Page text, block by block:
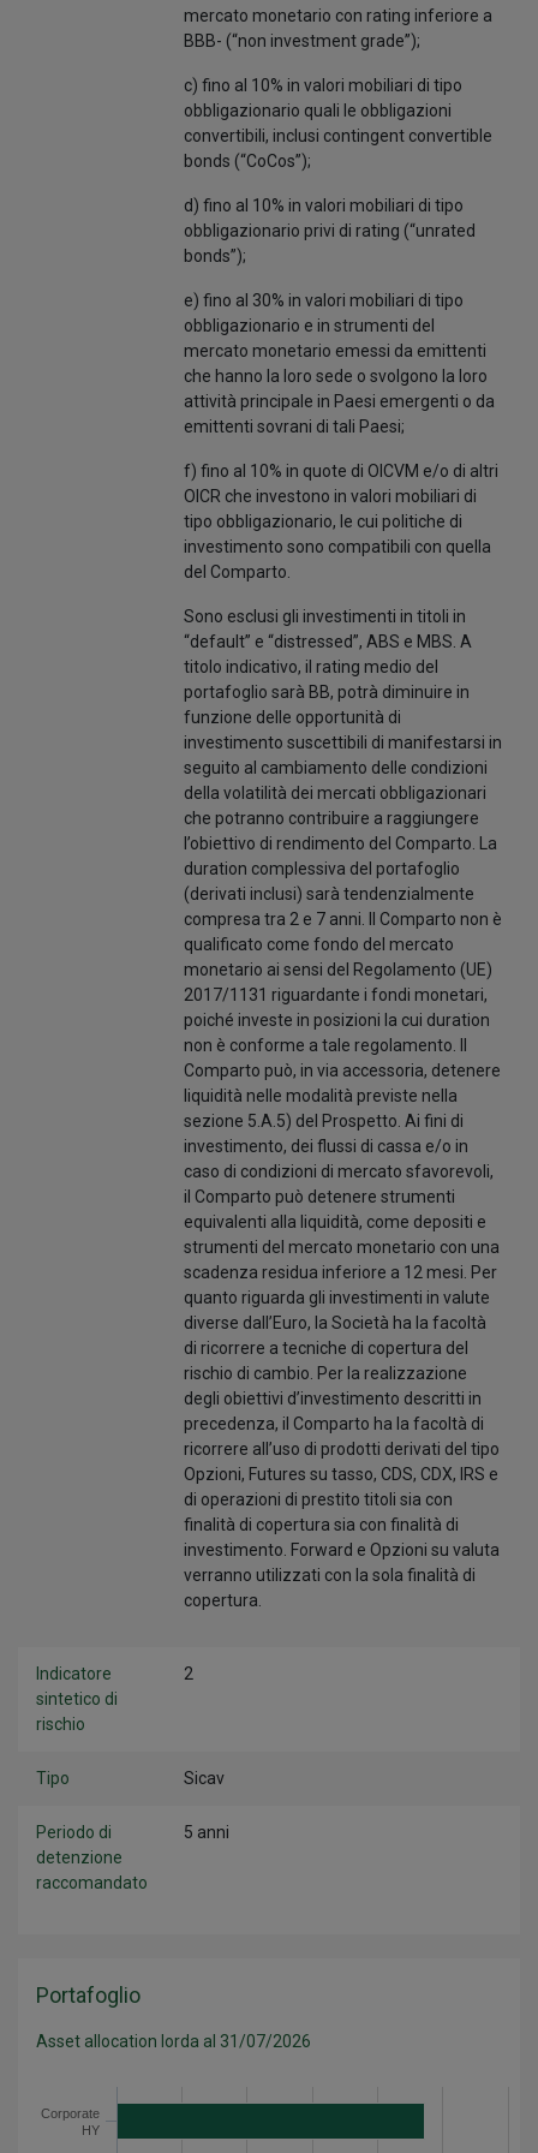
mercato monetario con rating inferiore a
BBB- (“non investment grade”);
c) fino al 10% in valori mobiliari di tipo
obbligazionario quali le obbligazioni
convertibili, inclusi contingent convertible
bonds (“CoCos”);
d) fino al 10% in valori mobiliari di tipo
obbligazionario privi di rating (“unrated
bonds”);
e) fino al 30% in valori mobiliari di tipo
obbligazionario e in strumenti del
mercato monetario emessi da emittenti
che hanno la loro sede o svolgono la loro
attività principale in Paesi emergenti o da
emittenti sovrani di tali Paesi;
f) fino al 10% in quote di OICVM e/o di altri
OICR che investono in valori mobiliari di
tipo obbligazionario, le cui politiche di
investimento sono compatibili con quella
del Comparto.
Sono esclusi gli investimenti in titoli in
“default” e “distressed”, ABS e MBS. A
titolo indicativo, il rating medio del
portafoglio sarà BB, potrà diminuire in
funzione delle opportunità di
investimento suscettibili di manifestarsi in
seguito al cambiamento delle condizioni
della volatilità dei mercati obbligazionari
che potranno contribuire a raggiungere
l’obiettivo di rendimento del Comparto. La
duration complessiva del portafoglio
(derivati inclusi) sarà tendenzialmente
compresa tra 2 e 7 anni. Il Comparto non è
qualificato come fondo del mercato
monetario ai sensi del Regolamento (UE)
2017/1131 riguardante i fondi monetari,
poiché investe in posizioni la cui duration
non è conforme a tale regolamento. Il
Comparto può, in via accessoria, detenere
liquidità nelle modalità previste nella
sezione 5.A.5) del Prospetto. Ai fini di
investimento, dei flussi di cassa e/o in
caso di condizioni di mercato sfavorevoli,
il Comparto può detenere strumenti
equivalenti alla liquidità, come depositi e
strumenti del mercato monetario con una
scadenza residua inferiore a 12 mesi. Per
quanto riguarda gli investimenti in valute
diverse dall’Euro, la Società ha la facoltà
di ricorrere a tecniche di copertura del
rischio di cambio. Per la realizzazione
degli obiettivi d’investimento descritti in
precedenza, il Comparto ha la facoltà di
ricorrere all’uso di prodotti derivati del tipo
Opzioni, Futures su tasso, CDS, CDX, IRS e
di operazioni di prestito titoli sia con
finalità di copertura sia con finalità di
investimento. Forward e Opzioni su valuta
verranno utilizzati con la sola finalità di
copertura.
Indicatore
sintetico di
rischio
2
Tipo Sicav
Periodo di
detenzione
raccomandato
5 anni
Portafoglio
Asset allocation lorda al 31/07/2026
Corporate HY
Corporate
HY